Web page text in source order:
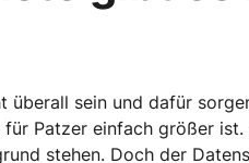
sein und dafür
Patzer einfach größer
stehen. Doch der